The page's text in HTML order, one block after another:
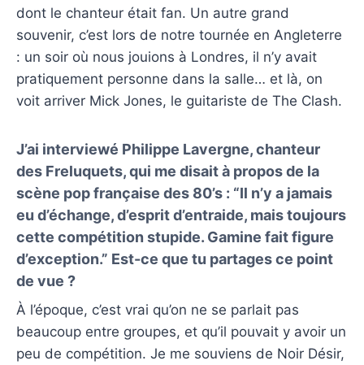
dont le chanteur était fan. Un autre grand
souvenir, c’est lors de notre tournée en Angleterre
: un soir où nous jouions à Londres, il n’y avait
pratiquement personne dans la salle… et là, on
voit arriver Mick Jones, le guitariste de The Clash.
J’ai interviewé Philippe Lavergne, chanteur
des Freluquets, qui me disait à propos de la
scène pop française des 80’s : “Il n’y a jamais
eu d’échange, d’esprit d’entraide, mais toujours
cette compétition stupide. Gamine fait figure
d’exception.” Est-ce que tu partages ce point
de vue ?
À l’époque, c’est vrai qu’on ne se parlait pas
beaucoup entre groupes, et qu’il pouvait y avoir un
peu de compétition. Je me souviens de Noir Désir,